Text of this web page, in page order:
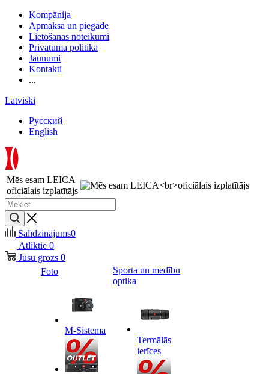
Kompānija
Apmaksa un piegāde
Lietošanas noteikumi
Privātuma politika
Jaunumi
Kontakti
...
Latviski
Русский
English
Mēs esam LEICA
oficiālais izplatītājs
Salīdzinājums0
Atliktie 0
Jūsu grozs 0
Foto
M-Sistēma
Sporta un medību
optika
Termālās
ierīces